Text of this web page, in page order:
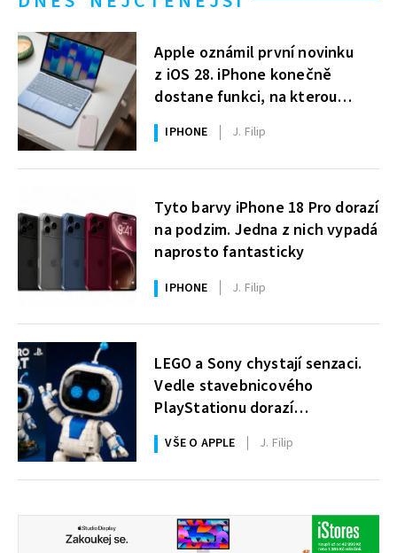
Apple oznámil první novinku
z iOS 28. iPhone konečně
dostane funkci, na kterou
uživatelé Windows čekají roky
IPHONE J. Filip
Tyto barvy iPhone 18 Pro dorazí
na podzim. Jedna z nich vypadá
naprosto fantasticky
IPHONE J. Filip
LEGO a Sony chystají senzaci.
Vedle stavebnicového
PlayStationu dorazí
i legendární Astro Bot a bude
zdarma
VŠE O APPLE J. Filip